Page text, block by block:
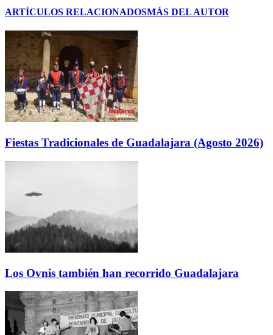
ARTÍCULOS RELACIONADOSMÁS DEL AUTOR
Fiestas Tradicionales de Guadalajara (Agosto 2026)
Los Ovnis también han recorrido Guadalajara